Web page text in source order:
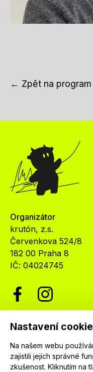
Nastavení
Na našem webu
zajistili jejich správné
zkušenost. Kliknutím na
← Zpět na program
Organizátor
krutón, z.s.
Červenkova 524/8
182 00 Praha 8
IČ: 04024745
Newsletter
Nenechte si ujít
Přihlaste se k